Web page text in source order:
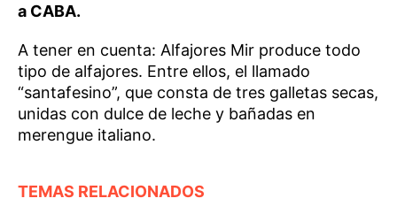
a CABA.
A tener en cuenta: Alfajores Mir produce todo
tipo de alfajores. Entre ellos, el llamado
“santafesino”, que consta de tres galletas secas,
unidas con dulce de leche y bañadas en
merengue italiano.
TEMAS RELACIONADOS